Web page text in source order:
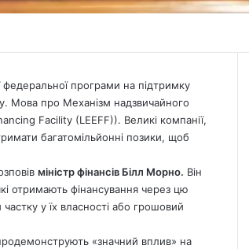
федеральної програми на підтримку
Мова про Механізм надзвичайного
Facility (LEEFF)). Великі компанії,
багатомільйонні позики, щоб
міністр фінансів Білл Морно. Він
отримають фінансування через цю
у їх власності або грошовий
«значний вплив» на